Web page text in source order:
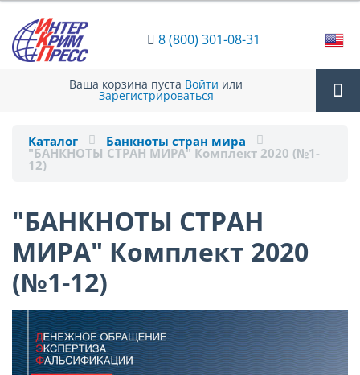
8 (800) 301-08-31
Ваша корзина пуста Войти или
Зарегистрироваться
Каталог Банкноты стран мира
"БАНКНОТЫ СТРАН МИРА" Комплект 2020 (№1-
12)
"БАНКНОТЫ СТРАН
МИРА" Комплект 2020
(№1-12)